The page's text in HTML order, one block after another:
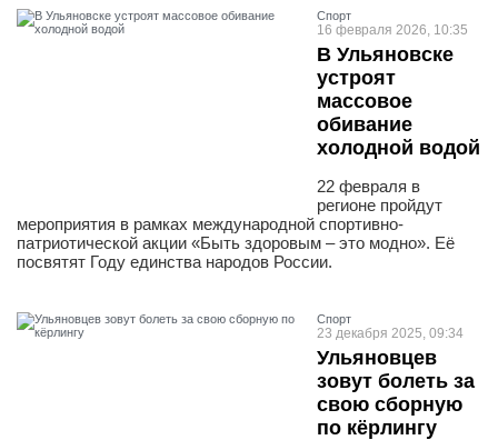
Спорт
16 февраля 2026, 10:35
В Ульяновске
устроят
массовое
обивание
холодной водой
22 февраля в
регионе пройдут
мероприятия в рамках международной спортивно-
патриотической акции «Быть здоровым – это модно». Её
посвятят Году единства народов России.
Спорт
23 декабря 2025, 09:34
Ульяновцев
зовут болеть за
свою сборную
по кёрлингу